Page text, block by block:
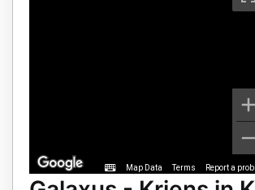
Map Data Terms Report a